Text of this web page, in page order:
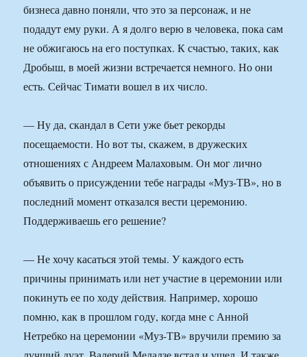
бизнеса давно поняли, что это за персонаж, и не
подадут ему руки. А я долго верю в человека, пока сам
не обжигаюсь на его поступках. К счастью, таких, как
Дробыш, в моей жизни встречается немного. Но они
есть. Сейчас Тимати вошел в их число.
— Ну да, скандал в Сети уже бьет рекорды
посещаемости. Но вот ты, скажем, в дружеских
отношениях с Андреем Малаховым. Он мог лично
объявить о присуждении тебе награды «Муз-ТВ», но в
последний момент отказался вести церемонию.
Поддерживаешь его решение?
— Не хочу касаться этой темы. У каждого есть
причины принимать или нет участие в церемонии или
покинуть ее по ходу действия. Например, хорошо
помню, как в прошлом году, когда мне с Анной
Нетребко на церемонии «Муз-ТВ» вручили премию за